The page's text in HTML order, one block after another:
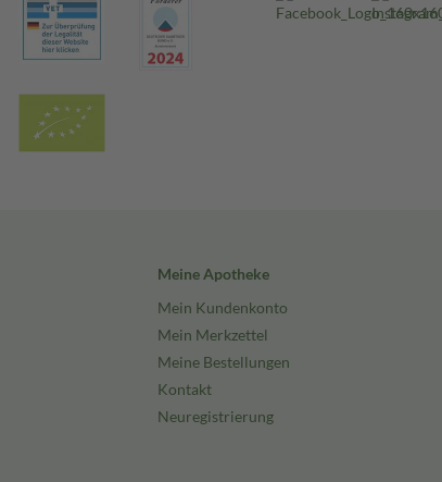
Meine Apotheke
Mein Kundenkonto
Mein Merkzettel
Meine Bestellungen
Kontakt
Neuregistrierung